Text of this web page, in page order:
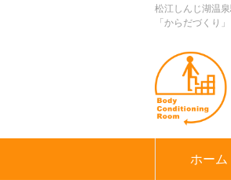
松江しんじ湖温
「からだづくり
ホーム